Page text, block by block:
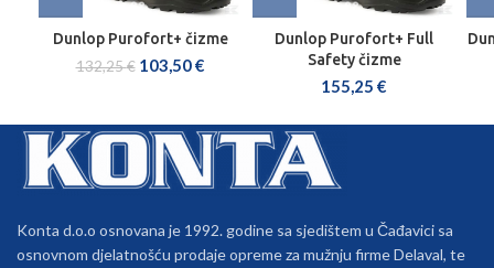
Dunlop Purofort+ čizme
132,25€ 103,50€
Dunlop Purofort+ Full
Safety čizme
155,25 €
Konta d.o.o osnovana je 1992. godine sa sjedištem u Čađavici sa
osnovnom djelatnošću prodaje opreme za mužnju firme Delaval, te